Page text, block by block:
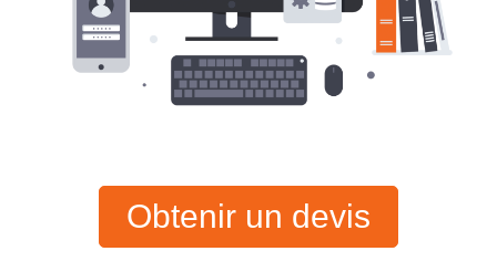
Obtenir un devis